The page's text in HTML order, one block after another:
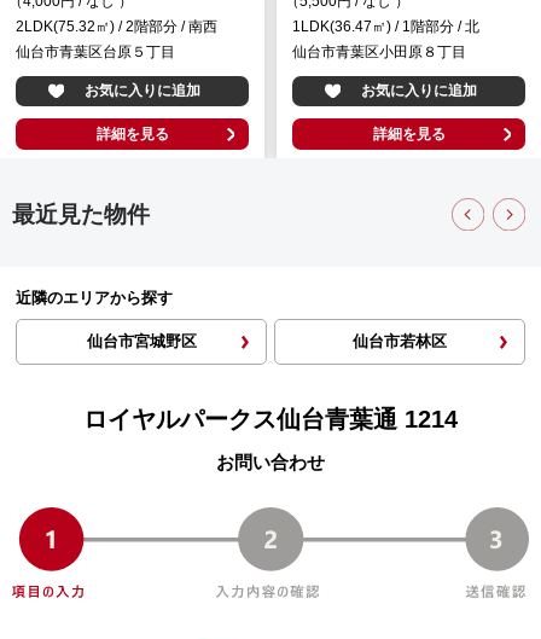
2LDK(75.32㎡) / 2階部分 / 南西
仙台市青葉区台原５丁目
お気に入りに追加
詳細を見る
1LDK(36.47㎡) / 1階部分 / 北
仙台市青葉区小田原８丁目
お気に入りに追加
詳細を見る
最近見た物件
近隣のエリアから探す
仙台市宮城野区 仙台市若林区
ロイヤルパークス仙台青葉通 1214
お問い合わせ